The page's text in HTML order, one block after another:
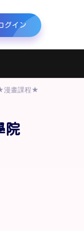
グイン
漫畫課程★
院